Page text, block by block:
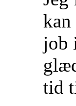
job
tid